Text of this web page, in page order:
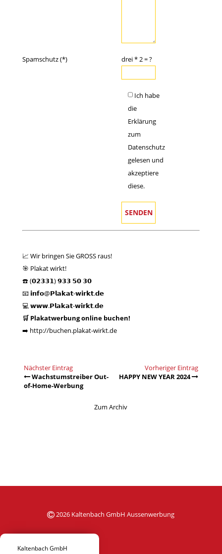
Spamschutz (*) drei * 2 = ?
Ich habe
die
Erklärung
zum
Datenschutz
gelesen und
akzeptiere
diese.
📈 Wir bringen Sie GROSS raus!
🎯 Plakat wirkt!
☎️ (𝟬𝟮𝟯𝟯𝟭) 𝟵𝟯𝟯 𝟱𝟬 𝟯𝟬
📧 𝗶𝗻𝗳𝗼@𝗣𝗹𝗮𝗸𝗮𝘁-𝘄𝗶𝗿𝗸𝘁.𝗱𝗲
💻𝘄𝘄𝘄.𝗣𝗹𝗮𝗸𝗮𝘁-𝘄𝗶𝗿𝗸𝘁.𝗱𝗲
🛒 Plakatwerbung online buchen!
➡️ http://buchen.plakat-wirkt.de
Nächster Eintrag
Wachstumstreiber Out-
of-Home-Werbung
Vorheriger Eintrag
HAPPY NEW YEAR 2024
Zum Archiv
2026 Kaltenbach GmbH Aussenwerbung
Kaltenbach GmbH